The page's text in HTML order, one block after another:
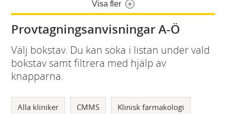
Visa fler
Provtagningsanvisningar A-Ö
Välj bokstav. Du kan söka i listan under vald
bokstav samt filtrera med hjälp av
knapparna.
Alla kliniker CMMS Klinisk farmakologi